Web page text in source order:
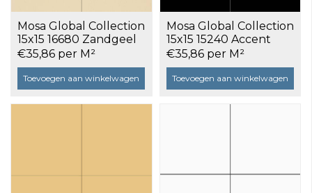
Mosa Global Collection
15x15 16680 Zandgeel
Uni Glans a 1 m²
€35,86 per M²
Toevoegen aan winkelwagen
Mosa Global Collection
15x15 15240 Accent
Zwart Mat a 1 m²
€35,86 per M²
Toevoegen aan winkelwagen